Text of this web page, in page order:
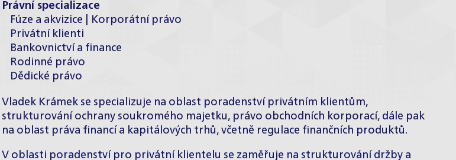
Právní specializace
Fúze a akvizice | Korporátní právo
Privátní klienti
Bankovnictví a finance
Rodinné právo
Dědické právo
Vladek Krámek se specializuje na oblast poradenství privátním klientům,
strukturování ochrany soukromého majetku, právo obchodních korporací, dále pak
na oblast práva financí a kapitálových trhů, včetně regulace finančních produktů.
V oblasti poradenství pro privátní klientelu se zaměřuje na strukturování držby a